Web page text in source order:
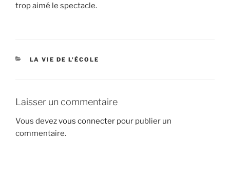
trop aimé le spectacle.
CATÉGORIES
LA VIE DE L'ÉCOLE
Laisser un commentaire
Vous devezvous connecter pour publier un
commentaire.